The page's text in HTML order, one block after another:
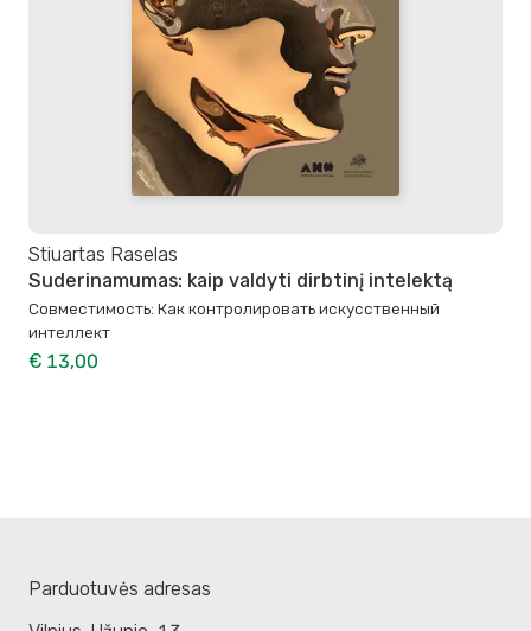
Stiuartas Raselas
Suderinamumas: kaip valdyti dirbtinį intelektą
Совместимость: Как контролировать искусственный
интеллект
€ 13,00
Parduotuvės adresas